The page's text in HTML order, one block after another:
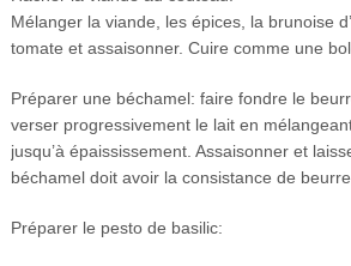
Mélanger la viande, les épices, la brunoise
tomate et assaisonner. Cuire comme une
Préparer une béchamel: faire fondre le
verser progressivement le lait en
jusqu’à épaississement. Assaisonner et
béchamel doit avoir la consistance de beurre.
Préparer le pesto de basilic: